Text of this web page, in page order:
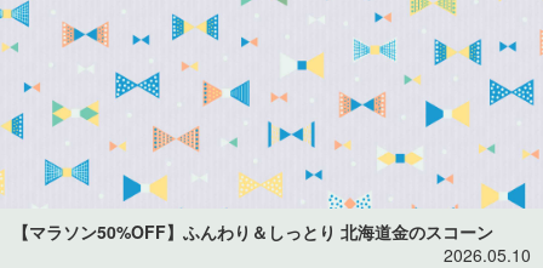
【マラソン50%OFF】ふんわり＆しっとり 北海道金のスコーン
2026.05.10